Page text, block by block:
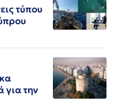
τύπου
για την